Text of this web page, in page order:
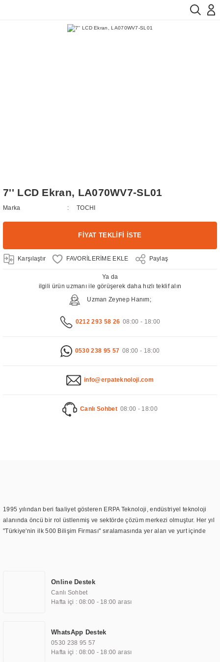
7'' LCD Ekran, LA070WV7-SL01
Marka TOCHI
FİYAT TEKLİFİ İSTE
Karşılaştır Paylaş
Ya da
ilgili ürün uzmanı ile görüşerek daha hızlı teklif alın
Uzman Zeynep Hanım;
0212 293 58 26 08:00 - 18:00
0530 238 95 57 08:00 - 18:00
info@erpateknoloji.com
Canlı Sohbet 08:00 - 18:00
1995 yılından beri faaliyet gösteren ERPA Teknoloji, endüstriyel teknoloji
alanında öncü bir rol üstlenmiş ve sektörde çözüm merkezi olmuştur. Her yıl
"Türkiye'nin ilk 500 Bilişim Firması" sıralamasında yer alan ve yurt içinde
TOCHI markası altında kendi ürettiği ürünlerde kullanmıştır. Günümüzde
TOCHI; videowall, digital signage, kiosk, totem, akıllı durak ekranı, araç içi
ekran, asansör ekranı, digital menüboard, marin ekran, medikal ekran,
ekranları, endüstriyel ekranlar, kapı önü bilgi ekranları, panel PC,
endüstriyel Panel PC, mini PC, endüstriyel mini PC ve akıllı bina sistemleri
gibi çözümleri 4.5" ile 110” boyutları arasında üretebilirken, ayrıca standart
Online Destek
Canlı Sohbet
Hafta içi : 08:00 - 18:00 arası
WhatsApp Destek
0530 238 95 57
Hafta içi : 08:00 - 18:00 arası